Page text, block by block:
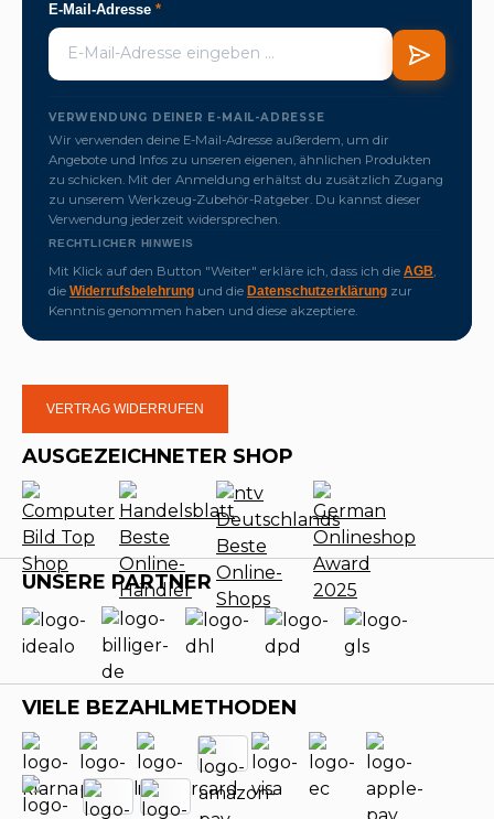
E-Mail-Adresse *
VERWENDUNG DEINER E-MAIL-ADRESSE
Wir verwenden deine E-Mail-Adresse außerdem, um dir
Angebote und Infos zu unseren eigenen, ähnlichen Produkten
zu schicken. Mit der Anmeldung erhältst du zusätzlich Zugang
zu unserem Werkzeug-Zubehör-Ratgeber. Du kannst dieser
Verwendung jederzeit widersprechen.
RECHTLICHER HINWEIS
Mit Klick auf den Button "Weiter" erkläre ich, dass ich die AGB
die Widerrufsbelehrung und die Datenschutzerklärung zur
Kenntnis genommen haben und diese akzeptiere.
VERTRAG WIDERRUFEN
AUSGEZEICHNETER SHOP
UNSERE PARTNER
VIELE BEZAHLMETHODEN